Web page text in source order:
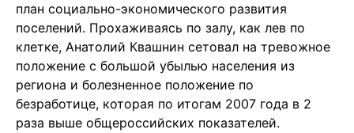
план социально-экономического развития
поселений. Прохаживаясь по залу, как лев по
клетке, Анатолий Квашнин сетовал на тревожное
положение с большой убылью населения из
региона и болезненное положение по
безработице, которая по итогам 2007 года в 2
раза выше общероссийских показателей.